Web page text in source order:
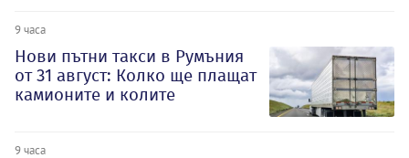
9 часа
Нови пътни такси в Румъния
от 31 август: Колко ще плащат
камионите и колите
9 часа